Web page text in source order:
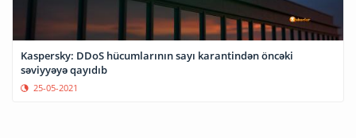
Kaspersky: DDoS hücumlarının sayı karantindən öncəki
səviyyəyə qayıdıb
25-05-2021